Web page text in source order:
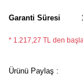
Garanti Süresi
* 1.217,27 TL den
Ürünü Paylaş :